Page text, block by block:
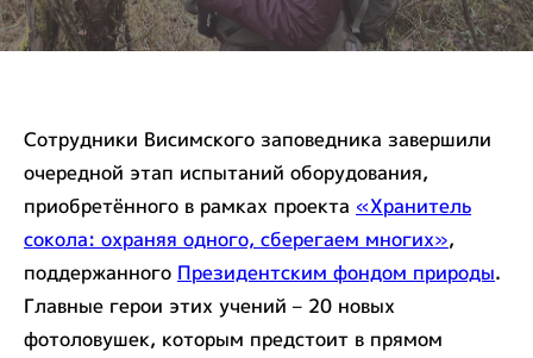
Сотрудники Висимского заповедника завершили
очередной этап испытаний оборудования,
приобретённого в рамках проекта «Хранитель
сокола: охраняя одного, сберегаем многих»,
поддержанного Президентским фондом природы.
Главные герои этих учений – 20 новых
фотоловушек, которым предстоит в прямом